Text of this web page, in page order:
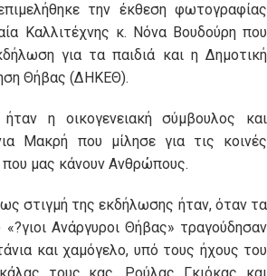
την έκθεση φωτογραφίας
Καλλιτέχνης κ. Νόνα Βουδούρη που
για τα παιδιά και η Δημοτική
Θήβας (ΔΗΚΕΘ).
η οικογενειακή σύμβουλος και
Μακρή που μίλησε για τις κοινές
μας κάνουν Ανθρώπους.
στιγμή της εκδήλωσης ήταν, όταν τα
Ανάργυροι Θήβας» τραγούδησαν
και χαμόγελο, υπό τους ήχους του